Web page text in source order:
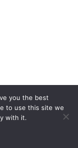
you the best
to use this site we
with it.